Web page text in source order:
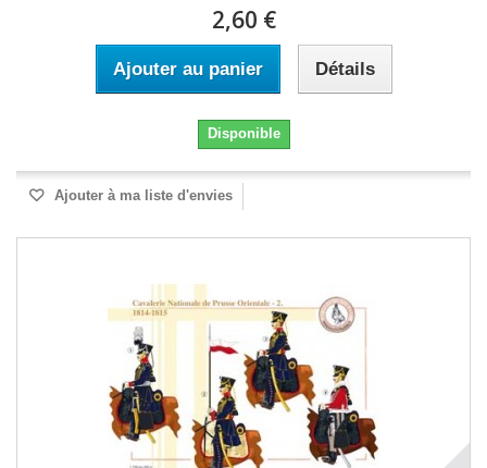
2,60 €
Ajouter au panier Détails
Disponible
Ajouter à ma liste d'envies